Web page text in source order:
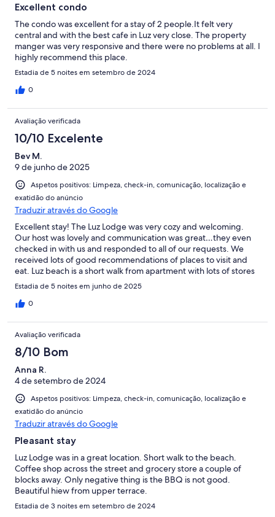
Excellent condo
The condo was excellent for a stay of 2 people.It felt very
central and with the best cafe in Luz very close. The property
manger was very responsive and there were no problems at all. I
highly recommend this place.
Estadia de 5 noites em setembro de 2024
0
Avaliação verificada
10/10 Excelente
Bev M.
9 de junho de 2025
Aspetos positivos: Limpeza, check-in, comunicação, localização e
exatidão do anúncio
Traduzir através do Google
Excellent stay! The Luz Lodge was very cozy and welcoming.
Our host was lovely and communication was great…they even
checked in with us and responded to all of our requests. We
received lots of good recommendations of places to visit and
eat. Luz beach is a short walk from apartment with lots of stores
and restaurants near by. It was a great experience and I’d
recommend Luz Lodge to anyone visiting the area. Location is
also great for touring the coastline. Hope to return someday!
Estadia de 5 noites em junho de 2025
0
Avaliação verificada
8/10 Bom
Anna R.
4 de setembro de 2024
Aspetos positivos: Limpeza, check-in, comunicação, localização e
exatidão do anúncio
Traduzir através do Google
Pleasant stay
Luz Lodge was in a great location. Short walk to the beach.
Coffee shop across the street and grocery store a couple of
blocks away. Only negative thing is the BBQ is not good.
Beautiful hiew from upper terrace.
Estadia de 3 noites em setembro de 2024